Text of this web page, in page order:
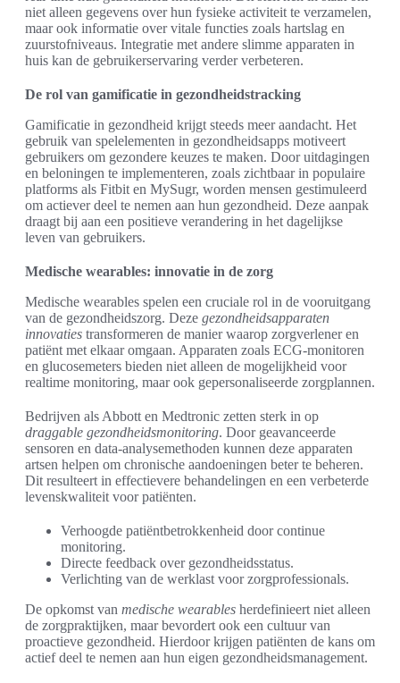
niet alleen gegevens over hun fysieke activiteit te verzamelen,
maar ook informatie over vitale functies zoals hartslag en
zuurstofniveaus. Integratie met andere slimme apparaten in
huis kan de gebruikerservaring verder verbeteren.
De rol van gamificatie in gezondheidstracking
Gamificatie in gezondheid krijgt steeds meer aandacht. Het
gebruik van spelelementen in gezondheidsapps motiveert
gebruikers om gezondere keuzes te maken. Door uitdagingen
en beloningen te implementeren, zoals zichtbaar in populaire
platforms als Fitbit en MySugr, worden mensen gestimuleerd
om actiever deel te nemen aan hun gezondheid. Deze aanpak
draagt bij aan een positieve verandering in het dagelijkse
leven van gebruikers.
Medische wearables: innovatie in de zorg
Medische wearables spelen een cruciale rol in de vooruitgang
van de gezondheidszorg. Deze gezondheidsapparaten
innovaties transformeren de manier waarop zorgverlener en
patiënt met elkaar omgaan. Apparaten zoals ECG-monitoren
en glucosemeters bieden niet alleen de mogelijkheid voor
realtime monitoring, maar ook gepersonaliseerde zorgplannen.
Bedrijven als Abbott en Medtronic zetten sterk in op
draggable gezondheidsmonitoring. Door geavanceerde
sensoren en data-analysemethoden kunnen deze apparaten
artsen helpen om chronische aandoeningen beter te beheren.
Dit resulteert in effectievere behandelingen en een verbeterde
levenskwaliteit voor patiënten.
Verhoogde patiëntbetrokkenheid door continue
monitoring.
Directe feedback over gezondheidsstatus.
Verlichting van de werklast voor zorgprofessionals.
De opkomst van medische wearables herdefinieert niet alleen
de zorgpraktijken, maar bevordert ook een cultuur van
proactieve gezondheid. Hierdoor krijgen patiënten de kans om
actief deel te nemen aan hun eigen gezondheidsmanagement.